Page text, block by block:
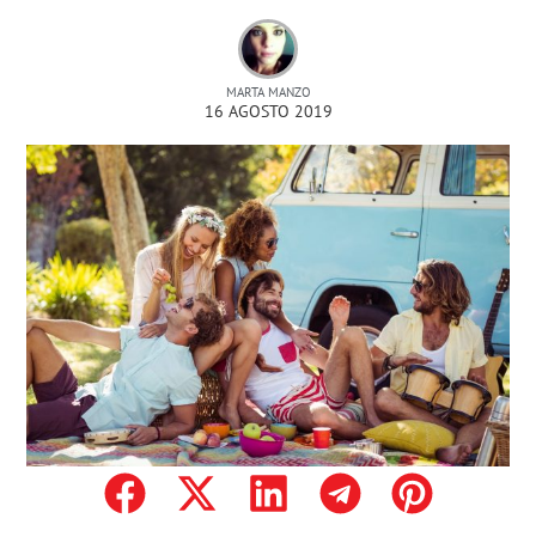
MARTA MANZO
16 AGOSTO 2019